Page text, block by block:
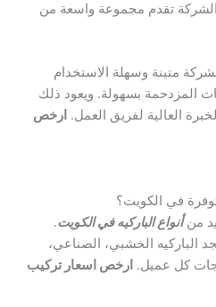
الشركة تقدم مجموعة واسعة من
متينة وسهلة الاستخدام
المزدحمة بسهولة. ويعود ذلك
العالية لفريق العمل. ارخص
في الكويت؟
منأنواع الباركيه في الكويت.
الباركيه الخشبي، الصناعي،
كل عميل. ارخص اسعار تركيب